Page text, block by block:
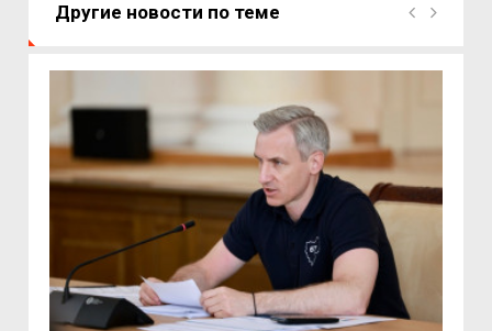
Другие новости по теме